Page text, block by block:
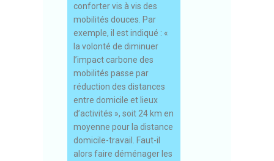
conforter vis à vis des
mobilités douces. Par
exemple, il est indiqué : «
la volonté de diminuer
l’impact carbone des
mobilités passe par
réduction des distances
entre domicile et lieux
d’activités », soit 24 km en
moyenne pour la distance
domicile-travail. Faut-il
alors faire déménager les